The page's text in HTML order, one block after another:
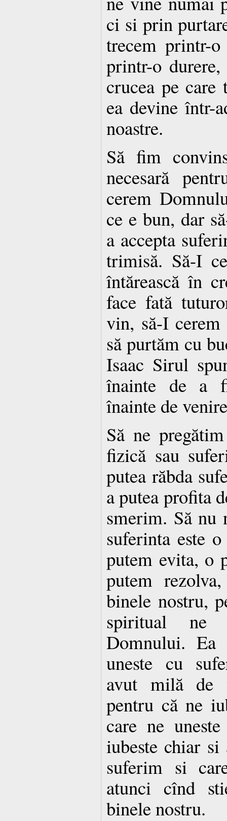
ci si prin
trecem printr-
printr-o
crucea pe
ea devine într-
noastre.
Să fim
necesară
cerem
ce e bun, dar
a accepta
trimisă. Să-I
întărească în
face fată
vin, să-I
să purtăm cu
Isaac Sirul
înainte de a
înainte de
Să ne
fizică sau
putea răbda
a putea profita
smerim. Să nu
suferinta este
putem evita, o
putem
binele nostru,
spiritual ne
Domnului. Ea
uneste cu
avut milă de
pentru că ne
care ne
iubeste chiar
suferim si
atunci cînd
binele nostru.